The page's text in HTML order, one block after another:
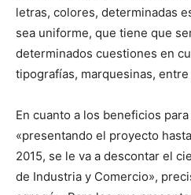
letras, colores, determinadas
sea uniforme, que tiene que
determinados cuestiones en
tipografías, marquesinas, entre
En cuanto a los beneficios
«presentando el proyecto
2015, se le va a descontar el
de Industria y Comercio»,